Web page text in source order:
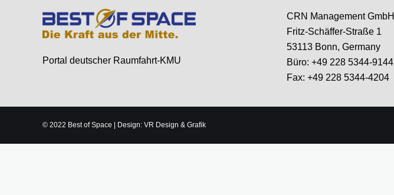
Portal deutscher Raumfahrt-KMU
CRN Management GmbH
Fritz-Schäffer-Straße 1
53113 Bonn, Germany
Büro: +49 228 5344-9144
Fax: +49 228 5344-4204
© 2022 Best of Space | Design: VR Design & Grafik